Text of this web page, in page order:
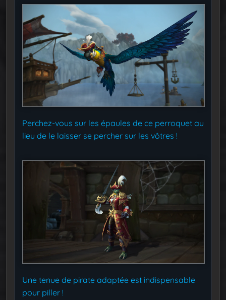
Perchez-vous sur les épaules de ce perroquet au
lieu de le laisser se percher sur les vôtres !
Une tenue de pirate adaptée est indispensable
pour piller !